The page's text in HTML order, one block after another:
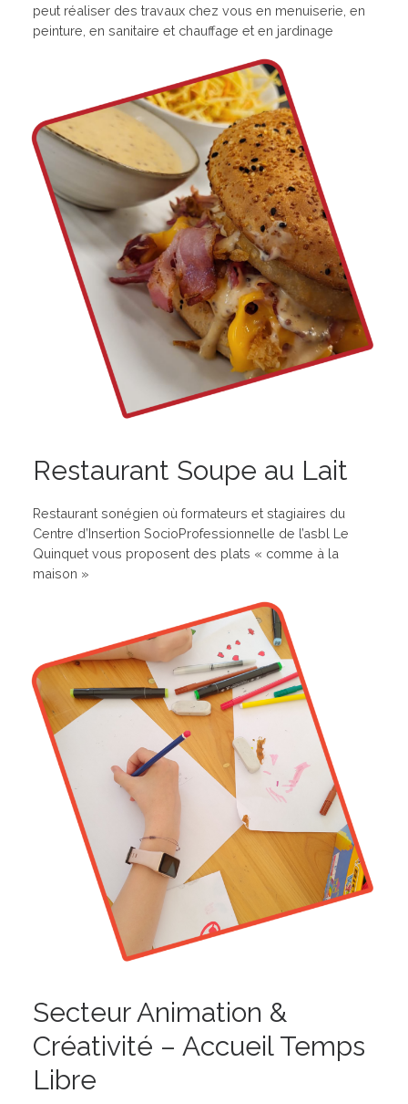
peut réaliser des travaux chez vous en menuiserie, en
peinture, en sanitaire et chauffage et en jardinage
Restaurant Soupe au Lait
Restaurant sonégien où formateurs et stagiaires du
Centre d’Insertion SocioProfessionnelle de l’asbl Le
Quinquet vous proposent des plats « comme à la
maison »
Secteur Animation &
Créativité – Accueil Temps
Libre